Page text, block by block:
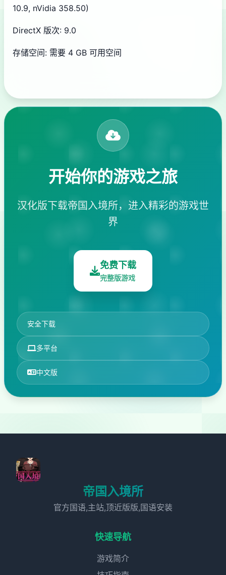
10.9, nVidia 358.50)
DirectX 版次: 9.0
存储空间: 需要 4 GB 可用空间
开始你的游戏之旅
汉化版下载帝国入境所，进入精彩的游戏世
界
免费下载
完整版游戏
安全下载
多平台
中文版
帝国入境所
官方国语,主站,顶近版版,国语安装
快速导航
游戏简介